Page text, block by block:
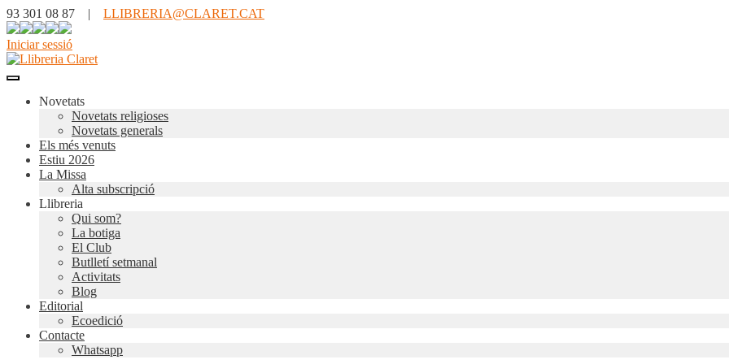
93 301 08 87 | LLIBRERIA@CLARET.CAT
Iniciar sessió
Novetats
Novetats religioses
Novetats generals
Els més venuts
Estiu 2026
La Missa
Alta subscripció
Llibreria
Qui som?
La botiga
El Club
Butlletí setmanal
Activitats
Blog
Editorial
Ecoedició
Contacte
Whatsapp